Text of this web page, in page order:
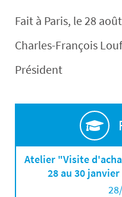
Fait à Paris, le 28
Charles-François Louf
Président
Atelier "Visite
28 au 30 janvier